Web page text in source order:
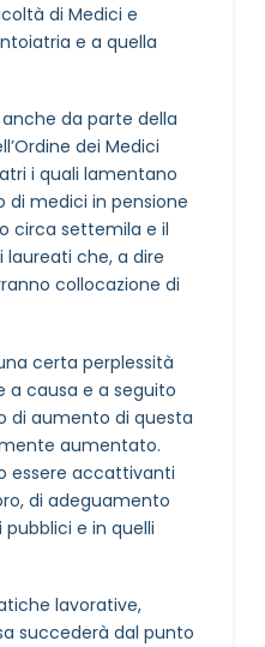
di Medici e
e a quella
da parte della
dei Medici
i quali lamentano
di medici in pensione
circa settemila e il
che, a dire
collocazione di
certa perplessità
causa e a seguito
di aumento di questa
aumentato.
essere accattivanti
di adeguamento
e in quelli
lavorative,
succederà dal punto